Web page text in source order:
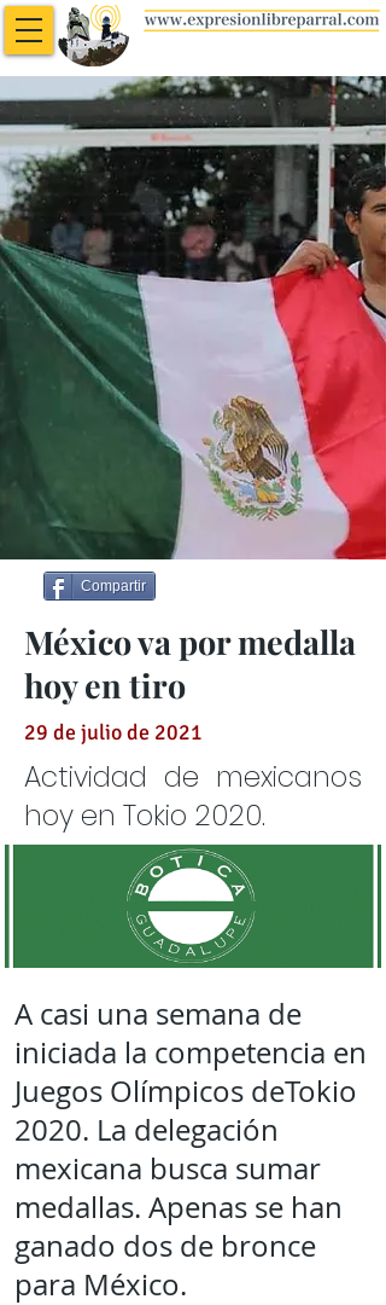
Compartir
México va por medalla
hoy en tiro
29 de julio de 2021
Actividad de mexicanos
hoy en Tokio 2020.
A casi una semana de
iniciada la competencia en
Juegos Olímpicos deTokio
2020. La delegación
mexicana busca sumar
medallas. Apenas se han
ganado dos de bronce
para México.